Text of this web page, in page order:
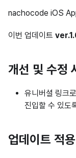
nachocode iOS
이번 업데이트
개선 및 수정
유니버셜 링크
진입할 수 있도
업데이트 적